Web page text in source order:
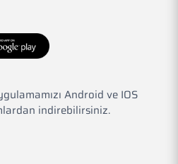
Android ve IOS
indirebilirsiniz.